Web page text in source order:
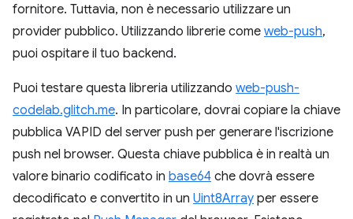
fornitore. Tuttavia, non è necessario utilizzare un
provider pubblico. Utilizzando librerie come web-push,
puoi ospitare il tuo backend.
Puoi testare questa libreria utilizzando web-push-
codelab.glitch.me. In particolare, dovrai copiare la chiave
pubblica VAPID del server push per generare l'iscrizione
push nel browser. Questa chiave pubblica è in realtà un
valore binario codificato in base64 che dovrà essere
decodificato e convertito in un Uint8Array per essere